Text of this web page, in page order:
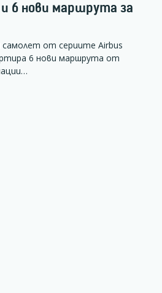
6 нови маршрута за
самолет от сериите Airbus
6 нови маршрута от